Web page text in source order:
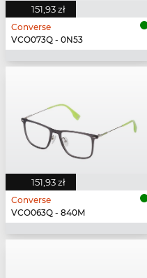
151,93 zł
Converse
VCO073Q - 0N53
151,93 zł
Converse
VCO063Q - 840M